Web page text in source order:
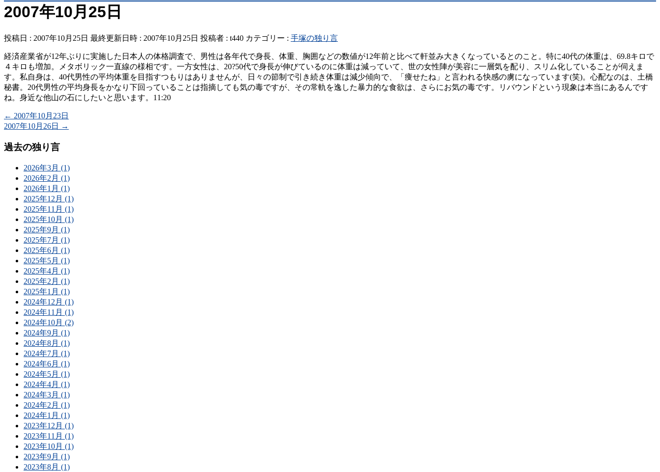
2007年10月25日
投稿日 : 2007年10月25日 最終更新日時 : 2007年10月25日 投稿者 : t440 カテゴリー : 手塚の独り言
経済産業省が12年ぶりに実施した日本人の体格調査で、男性は各年代で身長、体重、胸囲などの数値が12年前と比べて軒並み大きくなっているとのこと。特に40代の体重は、69.8キロで
４キロも増加。メタボリック一直線の様相です。一方女性は、20?50代で身長が伸びているのに体重は減っていて、世の女性陣が美容に一層気を配り、スリム化していることが伺えま
す。私自身は、40代男性の平均体重を目指すつもりはありませんが、日々の節制で引き続き体重は減少傾向で、「痩せたね」と言われる快感の虜になっています(笑)。心配なのは、土橋
秘書。20代男性の平均身長をかなり下回っていることは指摘しても気の毒ですが、その常軌を逸した暴力的な食欲は、さらにお気の毒です。リバウンドという現象は本当にあるんです
ね。身近な他山の石にしたいと思います。11:20
← 2007年10月23日
2007年10月26日
→
過去の独り言
2026年3月 (1)
2026年2月 (1)
2026年1月 (1)
2025年12月 (1)
2025年11月 (1)
2025年10月 (1)
2025年9月 (1)
2025年7月 (1)
2025年6月 (1)
2025年5月 (1)
2025年4月 (1)
2025年2月 (1)
2025年1月 (1)
2024年12月 (1)
2024年11月 (1)
2024年10月 (2)
2024年9月 (1)
2024年8月 (1)
2024年7月 (1)
2024年6月 (1)
2024年5月 (1)
2024年4月 (1)
2024年3月 (1)
2024年2月 (1)
2024年1月 (1)
2023年12月 (1)
2023年11月 (1)
2023年10月 (1)
2023年9月 (1)
2023年8月 (1)